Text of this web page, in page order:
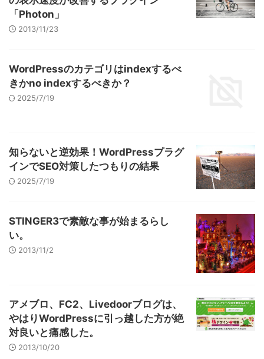
「Photon」
2013/11/23
WordPressのカテゴリはindexするべ
きかno indexするべきか？
2025/7/19
知らないと逆効果！WordPressプラグ
インでSEO対策したつもりの結果
2025/7/19
STINGER3で素敵な事が始まるらし
い。
2013/11/2
アメブロ、FC2、Livedoorブログは、
やはりWordPressに引っ越した方が絶
対良いと痛感した。
2013/10/20